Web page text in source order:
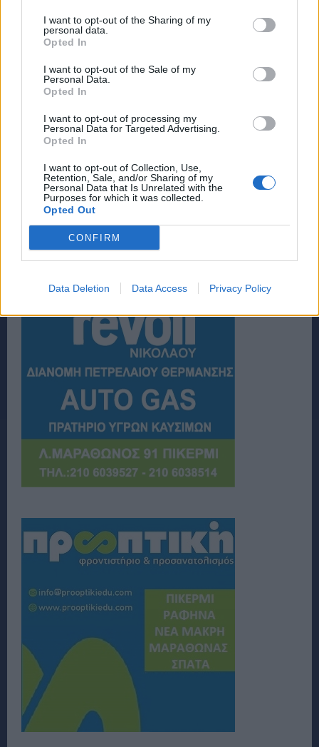
I want to opt-out of the Sharing of my
personal data.
Opted In
I want to opt-out of the Sale of my
Personal Data.
Opted In
I want to opt-out of processing my
Personal Data for Targeted Advertising.
Opted In
I want to opt-out of Collection, Use,
Retention, Sale, and/or Sharing of my
Personal Data that Is Unrelated with the
Purposes for which it was collected.
Opted Out
CONFIRM
Data Deletion Data Access Privacy Policy